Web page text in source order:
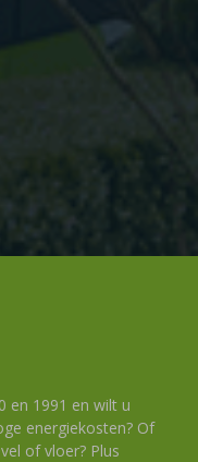
en 1991 en wilt u
energiekosten? Of
of vloer? Plus